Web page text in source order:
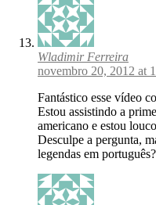
Wladimir Ferreira
novembro 20, 2012 at
Fantástico esse vídeo
Estou assistindo a
americano e estou
Desculpe a pergunta,
legendas em português?